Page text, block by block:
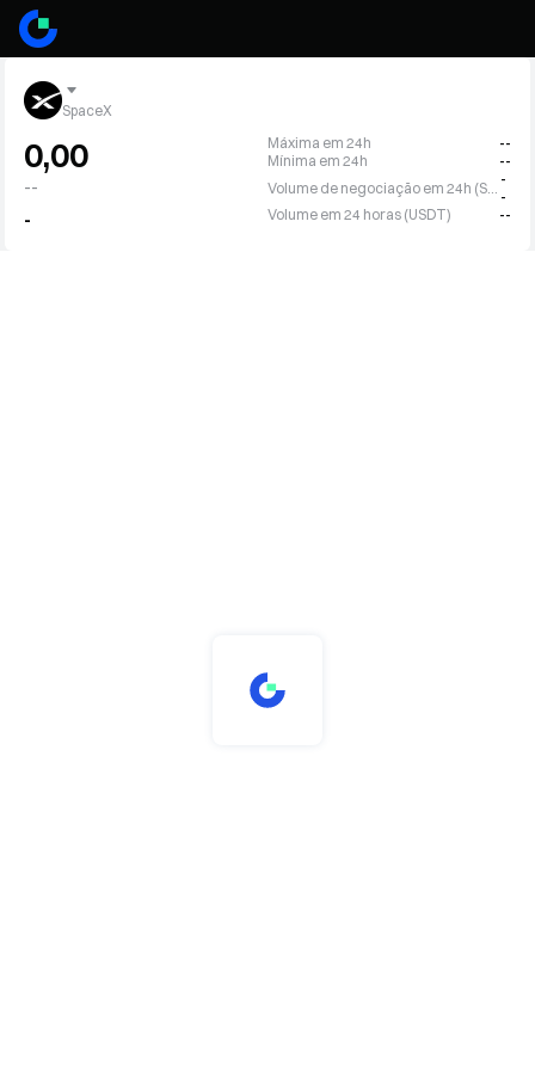
SpaceX
0,00
--
-
Máxima em 24h
--
Mínima em 24h
--
-
-
Volume em 24 horas (USDT)
--